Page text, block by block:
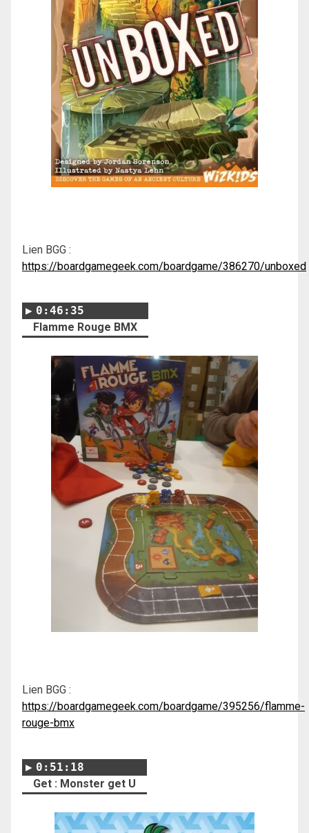
Lien BGG :
https://boardgamegeek.com/boardgame/386270/unboxed
0:46:35
Flamme Rouge BMX
Lien BGG :
https://boardgamegeek.com/boardgame/395256/flamme-
rouge-bmx
0:51:18
Get : Monster get U